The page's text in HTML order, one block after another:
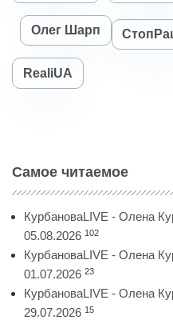
Олег Шарп
RealiUA
Самое читаемое
КурбановаLIVE - Олена
05.08.2026 102
КурбановаLIVE - Олена
01.07.2026 23
КурбановаLIVE - Олена
29.07.2026 15